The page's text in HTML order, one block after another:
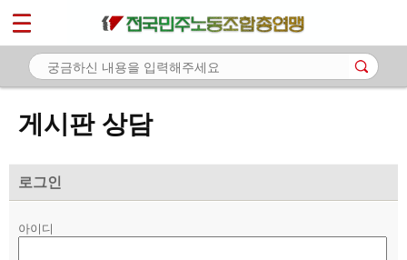
게시판 상담
로그인
아이디
마이페이지
소개
노동상담
- 게시판 상담
- 바로보기